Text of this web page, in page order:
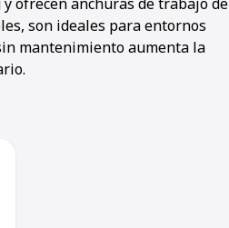
son ideales para entornos
mantenimiento aumenta la